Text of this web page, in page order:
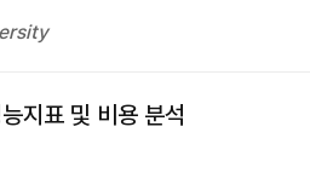
지표 및 비용 분석